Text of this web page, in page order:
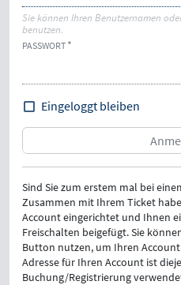
Sie können Ihren Benutzernamen
benutzen.
PASSWORT
Eingeloggt bleiben
Sind Sie zum erstem mal bei
Zusammen mit Ihrem Ticket
Account eingerichtet und Ihnen
Freischalten beigefügt. Sie
Button nutzen, um Ihren
Adresse für Ihren Account ist
Buchung/Registrierung